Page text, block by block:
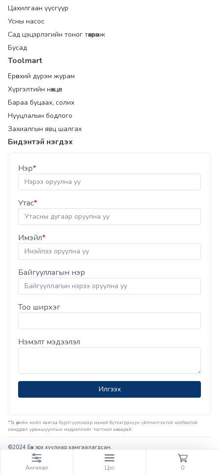
Ангилал Цэс 0
Цахилгаан үүсгүүр
Усны насос
Сад цэцэрлэгийн тоног төхөөрөмж
Бусад
Toolmart
Ерөнхий дүрэм журам
Хүргэлтийн нөхцөл
Бараа буцаах, солих
Нууцлалын бодлого
Захиалгын явц шалгах
Бидэнтэй нэгдэх
Нэр*
Утас*
Имэйл*
Байгууллагын нэр
Тоо ширхэг
Нэмэлт мэдээлэл
Илгээх
*Та өөрийн мэйл хаягаа бүртгүүлснээр манай бүтээгдэхүүн үйлчилгээтэй холбоотой
хямдрал урамшууллын мэдээллийг тогтмол аваарай.
©2024 Бүх эрх хуулиар хамгаалагдсан.
ыг Грийнсофт ХХК хөгжүүлэв.